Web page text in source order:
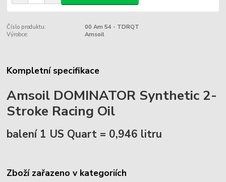
Číslo produktu:
00 Am 54 - TDRQT
Výrobce:
Amsoil
Kompletní specifikace
Amsoil DOMINATOR Synthetic 2-
Stroke Racing Oil
balení 1 US Quart = 0,946 litru
Zboží zařazeno v kategoriích